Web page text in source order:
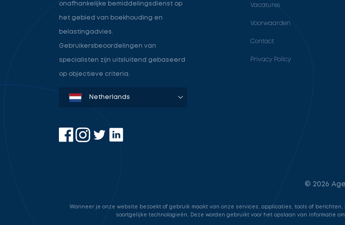
onafhankelijke bemiddelingsdienst op
het gebied van boekhouding en
belastingadvies.
Gebruikersbeoordelingen van
specialisten zijn uitsluitend gebaseerd
op objectieve criteria.
Denmark
Sweden
Norway
Netherlands
Germany
USA
Vacatures
Voorwaarden
Contact
Privacy Policy
© 2026
Wanneer je onze website bezoekt of gebruik maakt van onze services, applicaties, tools of
soortgelijke technologieën. Deze worden gebruikt voor het opslaan van informatie